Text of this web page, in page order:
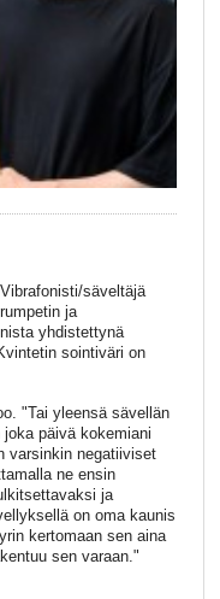
säveltäjä
ja
yhdistettynä
sointiväri on
"Tai yleensä sävellän
päivä kokemiani
varsinkin negatiiviset
ne ensin
ja
on oma kaunis
kertomaan sen aina
sen varaan."